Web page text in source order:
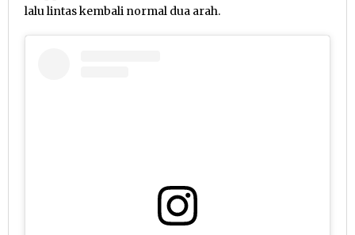
lalu lintas kembali normal dua arah.